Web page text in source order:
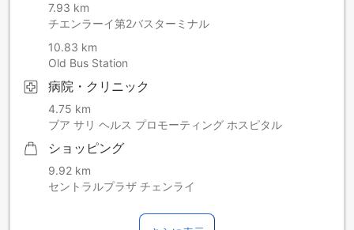
7.93 km
チエンラーイ第2バスターミナル
10.83 km
Old Bus Station
病院・クリニック
4.75 km
ブア サリ ヘルス プロモーティング ホスピタル
ショッピング
9.92 km
セントラルプラザ チェンライ